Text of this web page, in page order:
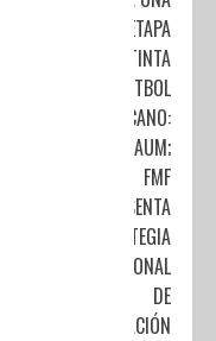
ETAPA
DISTINTA
DEL FUTBOL
MEXICANO:
SHEINBAUM;
FMF
PRESENTA
ESTRATEGIA
NACIONAL
DE
FORMACIÓN